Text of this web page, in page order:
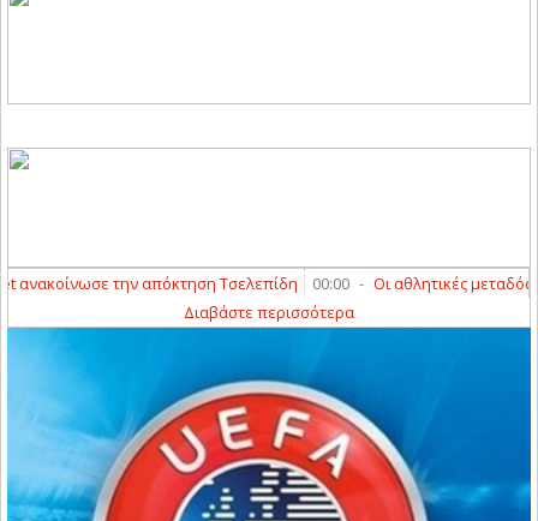
την απόκτηση Τσελεπίδη 00:00 -
Οι αθλητικές
Διαβάστε περισσότερα